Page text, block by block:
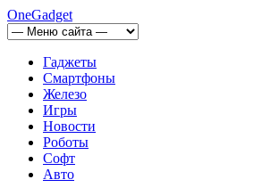
OneGadget
Гаджеты
Смартфоны
Железо
Игры
Новости
Роботы
Софт
Авто